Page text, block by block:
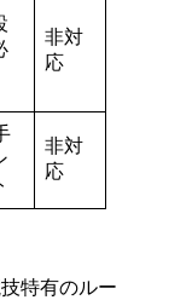
非対
応
非対
応
特有のルー